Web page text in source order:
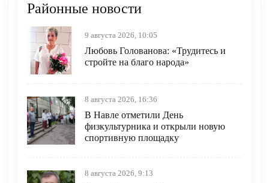
Районные новости
9 августа 2026, 10:05
Любовь Голованова: «Трудитесь и
стройте на благо народа»
8 августа 2026, 16:36
В Навле отметили День
физкультурника и открыли новую
спортивную площадку
8 августа 2026, 9:13